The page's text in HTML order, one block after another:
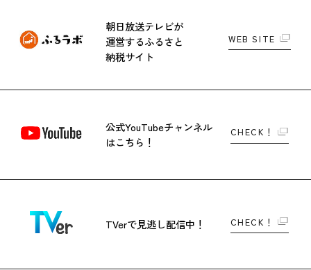
朝日放送テレビが
運営するふるさと
納税サイト
WEB SITE
公式YouTubeチャンネル
はこちら！
CHECK！
TVerで見逃し配信中！ CHECK！